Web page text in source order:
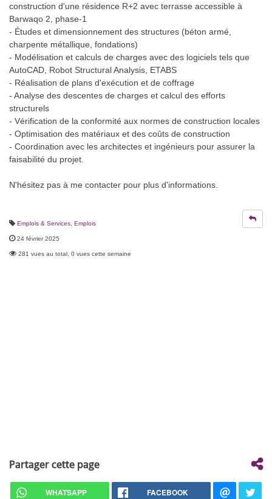
construction d'une résidence R+2 avec terrasse accessible à
Barwaqo 2, phase-1
- Études et dimensionnement des structures (béton armé,
charpente métallique, fondations)
- Modélisation et calculs de charges avec des logiciels tels que
AutoCAD, Robot Structural Analysis, ETABS
- Réalisation de plans d'exécution et de coffrage
- Analyse des descentes de charges et calcul des efforts
structurels
- Vérification de la conformité aux normes de construction locales
- Optimisation des matériaux et des coûts de construction
- Coordination avec les architectes et ingénieurs pour assurer la
faisabilité du projet.
N'hésitez pas à me contacter pour plus d'informations.
Emplois & Services Emplois
24 février 2025
281 vues au total, 0 vues cette semaine
Partager cette page
WHATSAPP FACEBOOK